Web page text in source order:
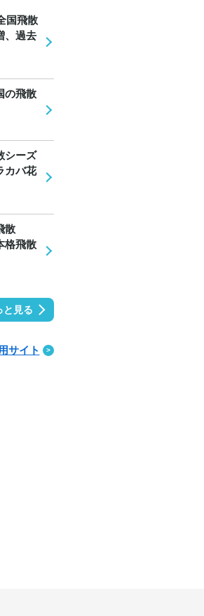
国飛散
、過去
の飛散
シーズ
カバ花
散
格飛散
と見る
サイト